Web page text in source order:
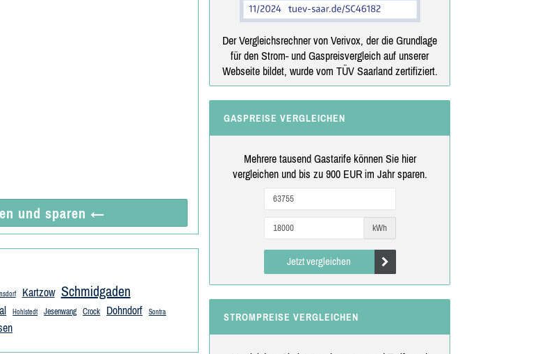
und sparen ←
Kartzow Schmidgaden
Hohlstedt Jesenwang Crock Dohndorf Sontra
Der Vergleichsrechner von Verivox, der die Grundlage
für den Strom- und Gaspreisvergleich auf unserer
Webseite bildet, wurde vom TÜV Saarland zertifiziert.
GASPREISE VERGLEICHEN
Mehrere tausend Gastarife können Sie hier
vergleichen und bis zu 900 EUR im Jahr sparen.
kWh
Jetzt vergleichen
STROMPREISE VERGLEICHEN